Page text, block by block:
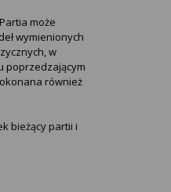
może
wymienionych
w
poprzedzającym
również
bieżący partii i